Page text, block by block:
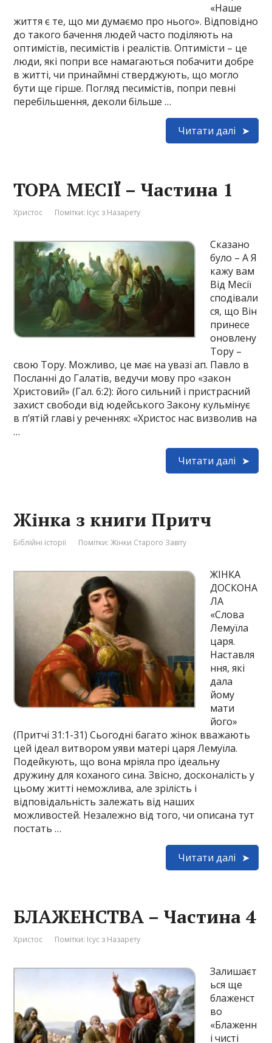
«Наше
життя є те, що ми думаємо про нього». Відповідно
до такого бачення людей часто поділяють на
оптимістів, песимістів і реалістів. Оптимісти – це
люди, які попри все намагаються побачити добре
в житті, чи принаймні стверджують, що могло
бути ще гірше. Погляд песимістів, попри певні
перебільшення, деколи більше …
Читати далі
ТОРА МЕСІЇ – Частина 1
Христос Помітки: Ісус з Назарету
Сказано
було – А Я
кажу вам
Від Месії
сподівали
ся, що Він
принесе
оновлену
Тору –
свою Тору. Можливо, це має на увазі ап. Павло в
Посланні до Галатів, ведучи мову про «закон
Христовий» (Гал. 6:2): його сильний і пристрасний
захист свободи від юдейського Закону кульмінує
в п’ятій главі у реченнях: «Христос нас визволив на
…
Читати далі
Жінка з книги Притч
Біблійні історії Помітки:Жінки Старого Завіту
ЖІНКА
ДОСКОНА
ЛА
«Слова
Лемуїла
царя.
Наставля
ння, які
дала
йому
мати
його»
(Притчі 31:1-31) Сьогодні багато жінок вважають
цей ідеал витвором уяви матері царя Лемуїла.
Подейкують, що вона мріяла про ідеальну
дружину для коханого сина. Звісно, досконалість у
цьому житті неможлива, але зрілість і
відповідальність залежать від наших
можливостей. Незалежно від того, чи описана тут
постать …
Читати далі
БЛАЖЕНСТВА – Частина 4
Христос Помітки: Ісус з Назарету
Залишаєт
ься ще
блаженст
во
«Блаженн
і чисті